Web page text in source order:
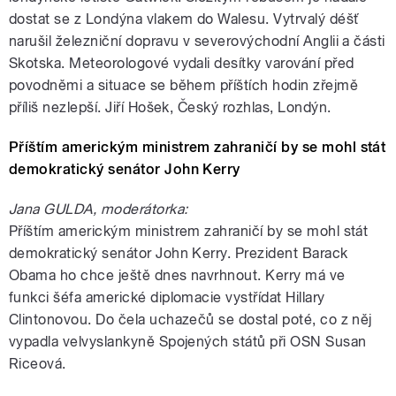
dostat se z Londýna vlakem do Walesu. Vytrvalý déšť
narušil železniční dopravu v severovýchodní Anglii a části
Skotska. Meteorologové vydali desítky varování před
povodněmi a situace se během příštích hodin zřejmě
příliš nezlepší. Jiří Hošek, Český rozhlas, Londýn.
Příštím americkým ministrem zahraničí by se mohl stát
demokratický senátor John Kerry
Jana GULDA, moderátorka:
Příštím americkým ministrem zahraničí by se mohl stát
demokratický senátor John Kerry. Prezident Barack
Obama ho chce ještě dnes navrhnout. Kerry má ve
funkci šéfa americké diplomacie vystřídat Hillary
Clintonovou. Do čela uchazečů se dostal poté, co z něj
vypadla velvyslankyně Spojených států při OSN Susan
Riceová.